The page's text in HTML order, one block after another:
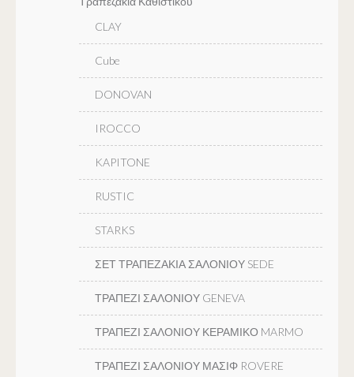
CLAY
Cube
DONOVAN
IROCCO
KAPITONE
RUSTIC
STARKS
ΣΕΤ ΤΡΑΠΕΖΑΚΙΑ ΣΑΛΟΝΙΟΥ SEDE
ΤΡΑΠΕΖΙ ΣΑΛΟΝΙΟΥ GENEVA
ΤΡΑΠΕΖΙ ΣΑΛΟΝΙΟΥ ΚΕΡΑΜΙΚΟ MARMO
ΤΡΑΠΕΖΙ ΣΑΛΟΝΙΟΥ ΜΑΣΙΦ ROVERE